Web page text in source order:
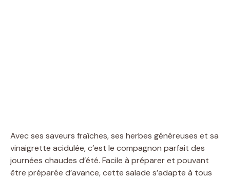
Avec ses saveurs fraîches, ses herbes généreuses et sa
vinaigrette acidulée, c’est le compagnon parfait des
journées chaudes d’été. Facile à préparer et pouvant
être préparée d’avance, cette salade s’adapte à tous